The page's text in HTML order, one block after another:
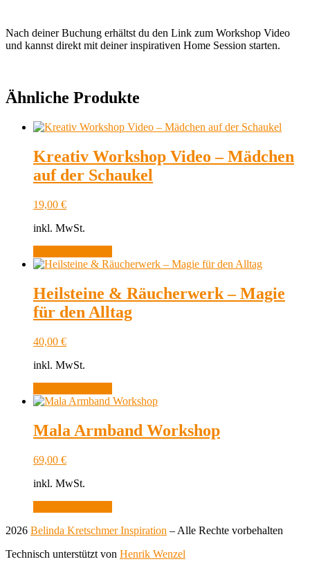
Nach deiner Buchung erhältst du den Link zum Workshop Video
und kannst direkt mit deiner inspirativen Home Session starten.
Ähnliche Produkte
Kreativ Workshop Video – Mädchen
auf der Schaukel
19,00 €
inkl. MwSt.
Heilsteine & Räucherwerk – Magie
für den Alltag
40,00 €
inkl. MwSt.
Mala Armband Workshop
69,00 €
inkl. MwSt.
2026 Belinda Kretschmer Inspiration – Alle Rechte vorbehalten
Technisch unterstützt von Henrik Wenzel